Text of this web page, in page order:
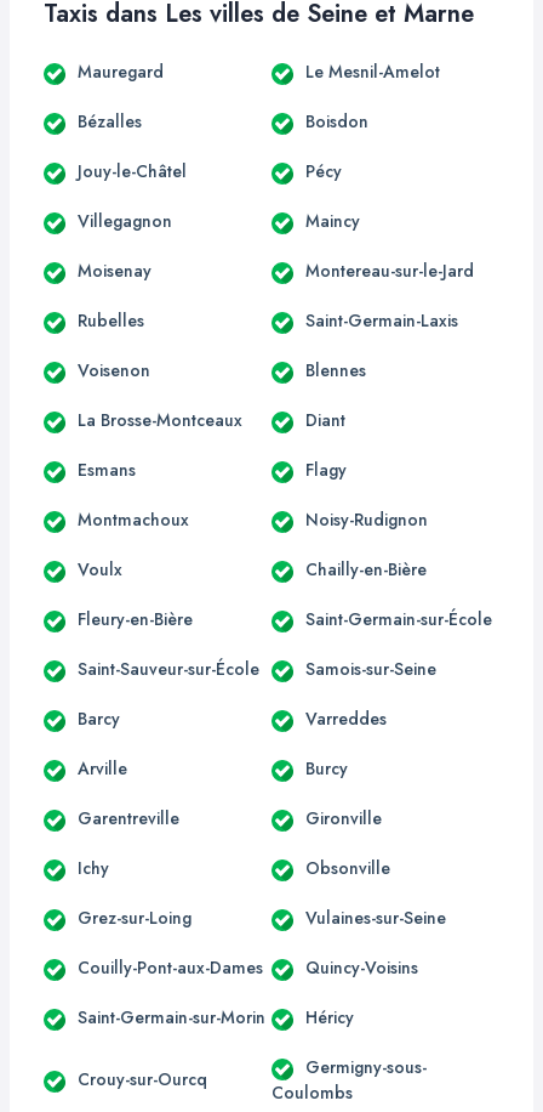
Taxis dans Les villes de Seine et Marne
Mauregard Le Mesnil-Amelot
Bézalles Boisdon
Jouy-le-Châtel Pécy
Villegagnon Maincy
Moisenay Montereau-sur-le-Jard
Rubelles Saint-Germain-Laxis
Voisenon Blennes
La Brosse-Montceaux Diant
Esmans Flagy
Montmachoux Noisy-Rudignon
Voulx Chailly-en-Bière
Fleury-en-Bière Saint-Germain-sur-École
Saint-Sauveur-sur-École Samois-sur-Seine
Barcy Varreddes
Arville Burcy
Garentreville Gironville
Ichy Obsonville
Grez-sur-Loing Vulaines-sur-Seine
Couilly-Pont-aux-Dames Quincy-Voisins
Saint-Germain-sur-Morin Héricy
Crouy-sur-Ourcq
Germigny-sous-
Coulombs